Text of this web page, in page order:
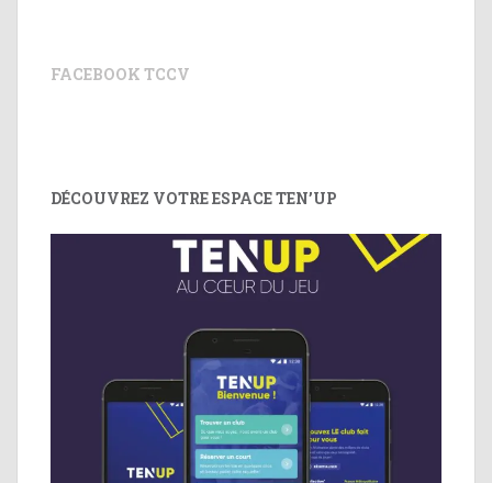
FACEBOOK TCCV
DÉCOUVREZ VOTRE ESPACE TEN’UP